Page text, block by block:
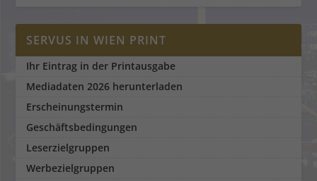
SERVUS IN WIEN PRINT
Ihr Eintrag in der Printausgabe
Mediadaten 2026 herunterladen
Erscheinungstermin
Geschäftsbedingungen
Leserzielgruppen
Werbezielgruppen